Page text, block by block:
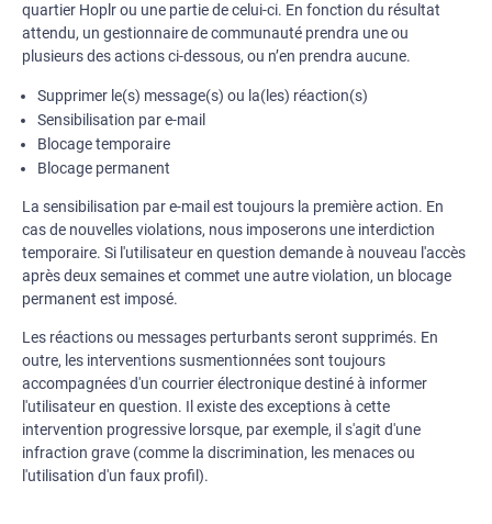
quartier Hoplr ou une partie de celui-ci. En fonction du résultat
attendu, un gestionnaire de communauté prendra une ou
plusieurs des actions ci-dessous, ou n’en prendra aucune.
Supprimer le(s) message(s) ou la(les) réaction(s)
Sensibilisation par e-mail
Blocage temporaire
Blocage permanent
La sensibilisation par e-mail est toujours la première action. En
cas de nouvelles violations, nous imposerons une interdiction
temporaire. Si l'utilisateur en question demande à nouveau l'accès
après deux semaines et commet une autre violation, un blocage
permanent est imposé.
Les réactions ou messages perturbants seront supprimés. En
outre, les interventions susmentionnées sont toujours
accompagnées d'un courrier électronique destiné à informer
l'utilisateur en question. Il existe des exceptions à cette
intervention progressive lorsque, par exemple, il s'agit d'une
infraction grave (comme la discrimination, les menaces ou
l'utilisation d'un faux profil).